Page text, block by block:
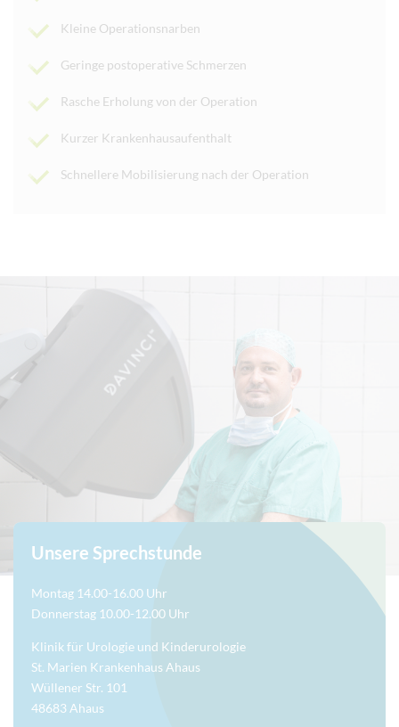
Kleine Operationsnarben
Geringe postoperative Schmerzen
Rasche Erholung von der Operation
Kurzer Krankenhausaufenthalt
Schnellere Mobilisierung nach der Operation
Unsere Sprechstunde
Montag 14.00-16.00 Uhr
Donnerstag 10.00-12.00 Uhr
Klinik für Urologie und Kinderurologie
St. Marien Krankenhaus Ahaus
Wüllener Str. 101
48683 Ahaus